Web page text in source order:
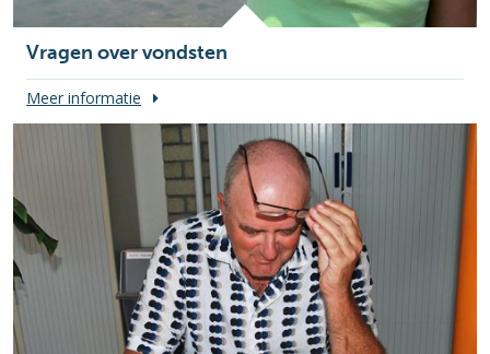
Vragen over vondsten
Meer informatie